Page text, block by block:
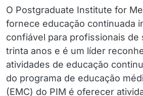
O Postgraduate Institute for
fornece educação continuada
confiável para profissionais de
trinta anos e é um líder
atividades de educação
do programa de educação
(EMC) do PIM é oferecer